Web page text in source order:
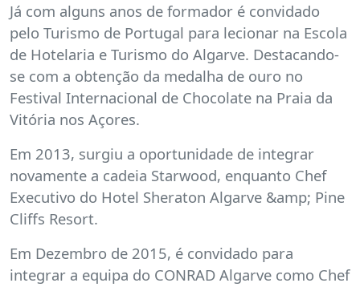
Já com alguns anos de formador é convidado
pelo Turismo de Portugal para lecionar na Escola
de Hotelaria e Turismo do Algarve. Destacando-
se com a obtenção da medalha de ouro no
Festival Internacional de Chocolate na Praia da
Vitória nos Açores.
Em 2013, surgiu a oportunidade de integrar
novamente a cadeia Starwood, enquanto Chef
Executivo do Hotel Sheraton Algarve &amp; Pine
Cliffs Resort.
Em Dezembro de 2015, é convidado para
integrar a equipa do CONRAD Algarve como Chef